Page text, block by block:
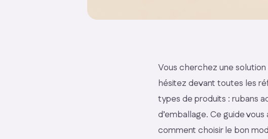
Vous cherchez une
hésitez devant toutes les
types de produits : rubans
d’emballage. Ce guide
comment choisir le bon